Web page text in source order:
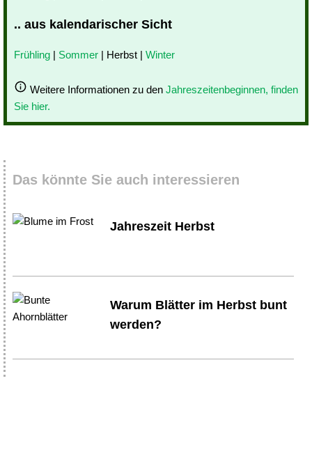
.. aus kalendarischer Sicht
Frühling | Sommer | Herbst | Winter
Weitere Informationen zu den Jahreszeitenbeginnen, finden
Sie hier.
Das könnte Sie auch interessieren
Jahreszeit Herbst
Warum Blätter im Herbst bunt
werden?